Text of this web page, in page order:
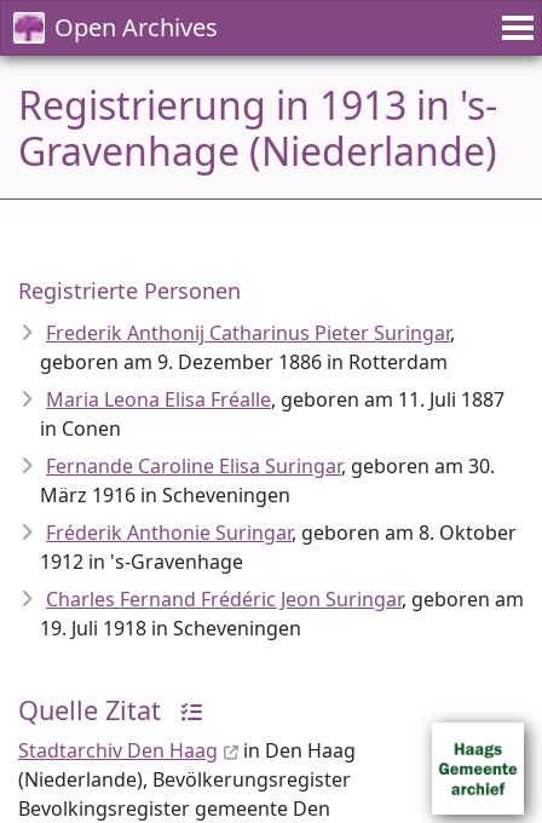
Open Archives
Registrierung in 1913 in 's-
Gravenhage (Niederlande)
Registrierte Personen
Frederik Anthonij Catharinus Pieter Suringar,
geboren am 9. Dezember 1886 in Rotterdam
Maria Leona Elisa Fréalle, geboren am 11. Juli 1887
in Conen
Fernande Caroline Elisa Suringar, geboren am 30.
März 1916 in Scheveningen
Fréderik Anthonie Suringar, geboren am 8. Oktober
1912 in 's-Gravenhage
Charles Fernand Frédéric Jeon Suringar, geboren am
19. Juli 1918 in Scheveningen
Quelle Zitat
Stadtarchiv Den Haag
in Den Haag
(Niederlande), Bevölkerungsregister
Bevolkingsregister gemeente Den